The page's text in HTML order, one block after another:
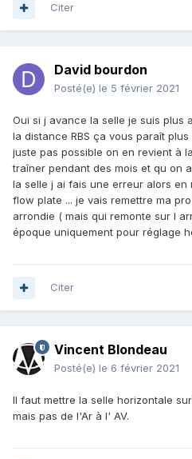
Citer
David bourdon
Posté(e) le 5 février 2021
Oui si j avance la selle je suis plus
la distance RBS ça vous paraît
juste pas possible on en revient à
traîner pendant des mois et qu on
la selle j ai fais une erreur alors en
flow plate ... je vais remettre ma
arrondie ( mais qui remonte sur l
époque uniquement pour réglage
Citer
Vincent Blondeau
Posté(e) le 6 février 2021
Il faut mettre la selle horizontale
mais pas de l'Ar à l' AV.